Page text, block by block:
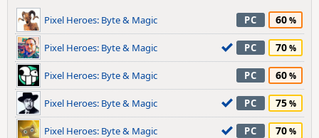
Pixel Heroes: Byte & Magic PC 60
Pixel Heroes: Byte & Magic PC 70
Pixel Heroes: Byte & Magic PC 60
Pixel Heroes: Byte & Magic PC 75
Pixel Heroes: Byte & Magic PC 70